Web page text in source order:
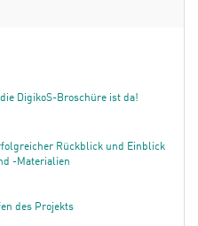
DigikoS-Broschüre ist da!
Rückblick und Einblick
-Materialien
des Projekts